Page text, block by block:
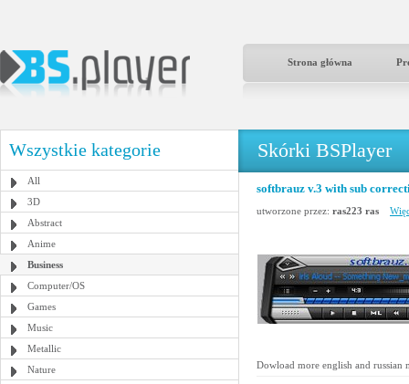
Strona główna
Wszystkie kategorie
All
3D
Abstract
Anime
Business
Computer/OS
Games
Music
Metallic
Nature
Skórki BSPlayer
softbrauz v.3 with sub
utworzone przez: ras223 ras
Dowload more english and russian